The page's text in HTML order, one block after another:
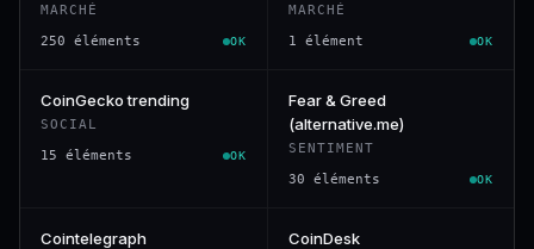
MARCHÉ
250 éléments OK
MARCHÉ
1 élément OK
CoinGecko trending
SOCIAL
15 éléments OK
Fear & Greed
(alternative.me)
SENTIMENT
30 éléments OK
Cointelegraph CoinDesk